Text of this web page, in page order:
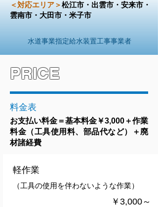
＜対応エリア＞松江市・出雲市・安来市・
雲南市・大田市・米子市
水道事業指定給水装置工事事業者
PRICE
料金表
お支払い料金＝基本料金￥3,000＋作業
料金（工具使用料、部品代など）＋廃
材諸経費
軽作業
（工具の使用を伴わないような作業）
￥3,000～